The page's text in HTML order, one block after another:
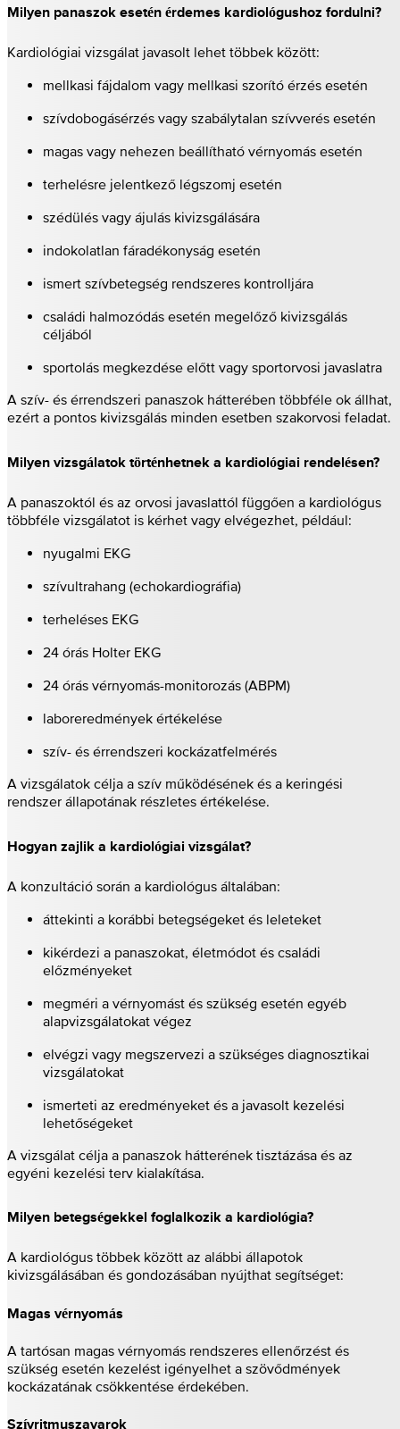
Milyen panaszok esetén érdemes kardiológushoz fordulni?
Kardiológiai vizsgálat javasolt lehet többek között:
mellkasi fájdalom vagy mellkasi szorító érzés esetén
szívdobogásérzés vagy szabálytalan szívverés esetén
magas vagy nehezen beállítható vérnyomás esetén
terhelésre jelentkező légszomj esetén
szédülés vagy ájulás kivizsgálására
indokolatlan fáradékonyság esetén
ismert szívbetegség rendszeres kontrolljára
családi halmozódás esetén megelőző kivizsgálás
céljából
sportolás megkezdése előtt vagy sportorvosi javaslatra
A szív- és érrendszeri panaszok hátterében többféle ok állhat,
ezért a pontos kivizsgálás minden esetben szakorvosi feladat.
Milyen vizsgálatok történhetnek a kardiológiai rendelésen?
A panaszoktól és az orvosi javaslattól függően a kardiológus
többféle vizsgálatot is kérhet vagy elvégezhet, például:
nyugalmi EKG
szívultrahang (echokardiográfia)
terheléses EKG
24 órás Holter EKG
24 órás vérnyomás-monitorozás (ABPM)
laboreredmények értékelése
szív- és érrendszeri kockázatfelmérés
A vizsgálatok célja a szív működésének és a keringési
rendszer állapotának részletes értékelése.
Hogyan zajlik a kardiológiai vizsgálat?
A konzultáció során a kardiológus általában:
áttekinti a korábbi betegségeket és leleteket
kikérdezi a panaszokat, életmódot és családi
előzményeket
megméri a vérnyomást és szükség esetén egyéb
alapvizsgálatokat végez
elvégzi vagy megszervezi a szükséges diagnosztikai
vizsgálatokat
ismerteti az eredményeket és a javasolt kezelési
lehetőségeket
A vizsgálat célja a panaszok hátterének tisztázása és az
egyéni kezelési terv kialakítása.
Milyen betegségekkel foglalkozik a kardiológia?
A kardiológus többek között az alábbi állapotok
kivizsgálásában és gondozásában nyújthat segítséget:
Magas vérnyomás
A tartósan magas vérnyomás rendszeres ellenőrzést és
szükség esetén kezelést igényelhet a szövődmények
kockázatának csökkentése érdekében.
Szívritmuszavarok